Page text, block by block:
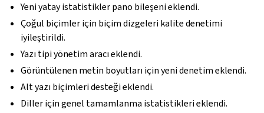
Yeni yatay istatistikler pano bileşeni eklendi.
Çoğul biçimler için biçim dizgeleri kalite denetimi
iyileştirildi.
Yazı tipi yönetim aracı eklendi.
Görüntülenen metin boyutları için yeni denetim eklendi.
Alt yazı biçimleri desteği eklendi.
Diller için genel tamamlanma istatistikleri eklendi.